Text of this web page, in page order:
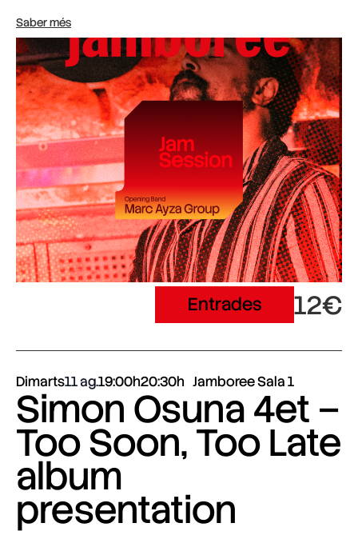
Saber més
Entrades 12€
Dimarts11 ag.19:00h20:30h Jamboree Sala 1
Simon Osuna 4et –
Too Soon, Too Late
album
presentation